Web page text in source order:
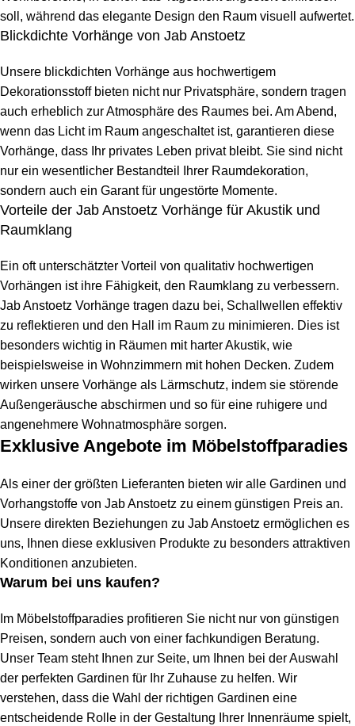
soll, während das elegante Design den Raum visuell aufwertet.
Blickdichte Vorhänge von Jab Anstoetz
Unsere blickdichten Vorhänge aus hochwertigem
Dekorationsstoff bieten nicht nur Privatsphäre, sondern tragen
auch erheblich zur Atmosphäre des Raumes bei. Am Abend,
wenn das Licht im Raum angeschaltet ist, garantieren diese
Vorhänge, dass Ihr privates Leben privat bleibt. Sie sind nicht
nur ein wesentlicher Bestandteil Ihrer Raumdekoration,
sondern auch ein Garant für ungestörte Momente.
Vorteile der Jab Anstoetz Vorhänge für Akustik und
Raumklang
Ein oft unterschätzter Vorteil von qualitativ hochwertigen
Vorhängen ist ihre Fähigkeit, den Raumklang zu verbessern.
Jab Anstoetz Vorhänge tragen dazu bei, Schallwellen effektiv
zu reflektieren und den Hall im Raum zu minimieren. Dies ist
besonders wichtig in Räumen mit harter Akustik, wie
beispielsweise in Wohnzimmern mit hohen Decken. Zudem
wirken unsere Vorhänge als Lärmschutz, indem sie störende
Außengeräusche abschirmen und so für eine ruhigere und
angenehmere Wohnatmosphäre sorgen.
Exklusive Angebote im Möbelstoffparadies
Als einer der größten Lieferanten bieten wir alle Gardinen und
Vorhangstoffe von Jab Anstoetz zu einem günstigen Preis an.
Unsere direkten Beziehungen zu Jab Anstoetz ermöglichen es
uns, Ihnen diese exklusiven Produkte zu besonders attraktiven
Konditionen anzubieten.
Warum bei uns kaufen?
Im Möbelstoffparadies profitieren Sie nicht nur von günstigen
Preisen, sondern auch von einer fachkundigen Beratung.
Unser Team steht Ihnen zur Seite, um Ihnen bei der Auswahl
der perfekten Gardinen für Ihr Zuhause zu helfen. Wir
verstehen, dass die Wahl der richtigen Gardinen eine
entscheidende Rolle in der Gestaltung Ihrer Innenräume spielt,